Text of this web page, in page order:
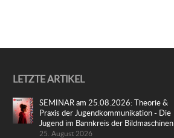
LETZTE ARTIKEL
SEMINAR am 25.08.2026: Theorie &
Praxis der Jugendkommunikation - Die
Jugend im Bannkreis der Bildmaschinen
25. August 2026